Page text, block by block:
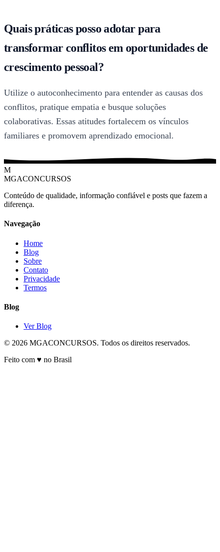
Quais práticas posso adotar para
transformar conflitos em oportunidades de
crescimento pessoal?
Utilize o autoconhecimento para entender as causas dos
conflitos, pratique empatia e busque soluções
colaborativas. Essas atitudes fortalecem os vínculos
familiares e promovem aprendizado emocional.
M
MGACONCURSOS
Conteúdo de qualidade, informação confiável e posts que fazem a
diferença.
Navegação
Home
Blog
Sobre
Contato
Privacidade
Termos
Blog
Ver Blog
© 2026 MGACONCURSOS. Todos os direitos reservados.
Feito com ♥ no Brasil